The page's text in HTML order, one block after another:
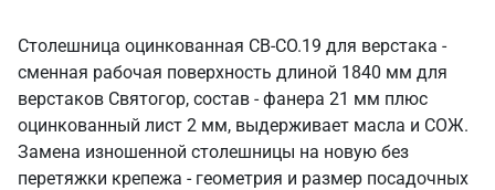
Столешница оцинкованная СВ-СО.19 для верстака -
сменная рабочая поверхность длиной 1840 мм для
верстаков Святогор, состав - фанера 21 мм плюс
оцинкованный лист 2 мм, выдерживает масла и СОЖ.
Замена изношенной столешницы на новую без
перетяжки крепежа - геометрия и размер посадочных